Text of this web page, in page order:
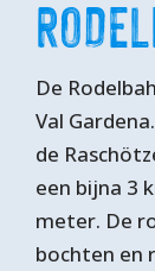
De
Val
de
een bijna 3
meter. De
bochten en